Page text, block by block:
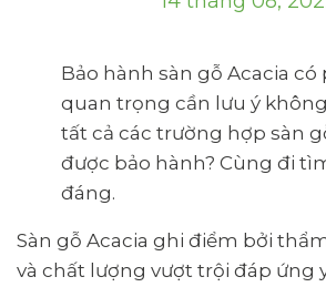
Bảo hành sàn gỗ Acacia có
quan trọng cần lưu ý
tất cả các trường hợp sàn
được bảo hành? Cùng đi
đáng.
Sàn gỗ Acacia ghi điểm bởi
và chất lượng vượt trội đáp ứng